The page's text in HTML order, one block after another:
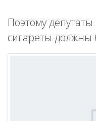
Поэтому
сигареты